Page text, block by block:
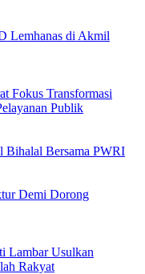
Lemhanas di Akmil
Fokus Transformasi
Publik
Bihalal Bersama PWRI
Demi Dorong
Lambar Usulkan
Rakyat